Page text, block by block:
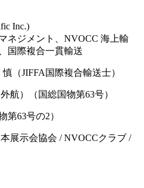
Inc.)
ネジメント、NVOCC 海上輸
国際複合一貫輸送
（JIFFA国際複合輸送士）
航）（国総国物第63号）
第63号の2）
展示会協会 / NVOCCクラブ /